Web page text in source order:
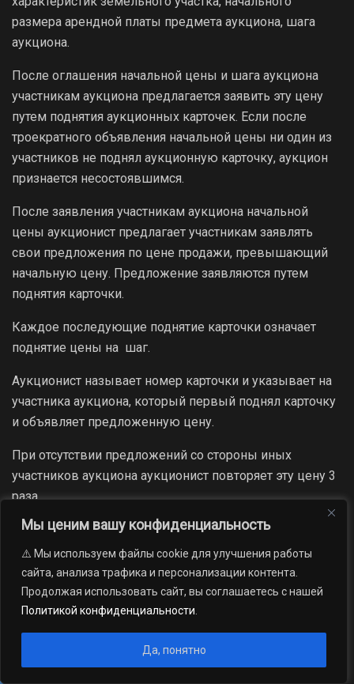
Мы ценим вашу конфиденциальность
⚠️ Мы используем файлы cookie для улучшения работы
сайта, анализа трафика и персонализации контента.
Продолжая использовать сайт, вы соглашаетесь с нашей
Политикой конфиденциальности
Да, понятно
размера арендной платы предмета аукциона, шага
аукциона.
После оглашения начальной цены и шага аукциона
участникам аукциона предлагается заявить эту цену
путем поднятия аукционных карточек. Если после
троекратного объявления начальной цены ни один из
участников не поднял аукционную карточку, аукцион
признается несостоявшимся.
После заявления участникам аукциона начальной
цены аукционист предлагает участникам заявлять
свои предложения по цене продажи, превышающий
начальную цену. Предложение заявляются путем
поднятия карточки.
Каждое последующие поднятие карточки означает
поднятие цены на шаг.
Аукционист называет номер карточки и указывает на
участника аукциона, который первый поднял карточку
и объявляет предложенную цену.
При отсутствии предложений со стороны иных
участников аукциона аукционист повторяет эту цену 3
раза.
Если до третьего повторения заявленной цены ни
один из участников аукциона не поднял карточку и не
заявил последующую цену, аукцион завершается.
Победителем аукциона признается участником
цена были названы последними.